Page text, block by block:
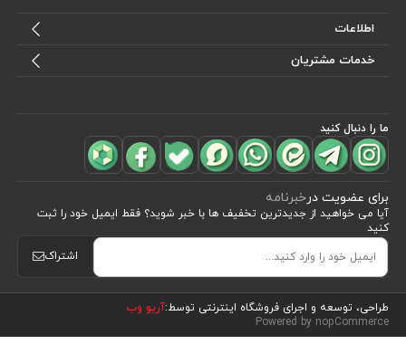
مشاهده محصولات(5)
اطلاعات
خدمات مشتریان
ما را دنبال کنید
برای عضویت درخبرنامه
آیا می خواهید از جدید‌ترین تخفیف‌ ها با‌ خبر شوید؟ فقط ایمیل خود را ثبت
کنید
اشتراک
طراحی، توسعه و اجرای فروشگاه اینترنتی توسط:آریو وب
Powered by nopCommerce